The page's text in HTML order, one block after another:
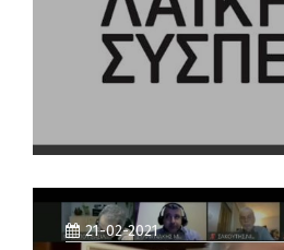
21-02-2021